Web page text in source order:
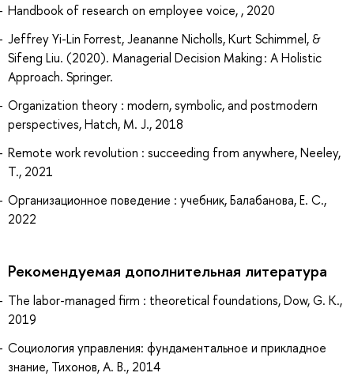
Handbook of research on employee voice, , 2020
Jeffrey Yi-Lin Forrest, Jeananne Nicholls, Kurt Schimmel, &
Sifeng Liu. (2020). Managerial Decision Making : A Holistic
Approach. Springer.
Organization theory : modern, symbolic, and postmodern
perspectives, Hatch, M. J., 2018
Remote work revolution : succeeding from anywhere, Neeley,
T., 2021
Организационное поведение : учебник, Балабанова, Е. С.,
2022
Рекомендуемая дополнительная литература
The labor-managed firm : theoretical foundations, Dow, G. K.,
2019
Социология управления: фундаментальное и прикладное
знание, Тихонов, А. В., 2014